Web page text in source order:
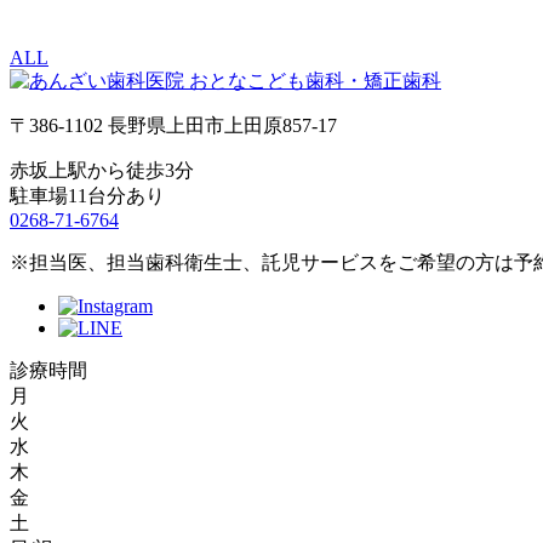
ALL
〒386-1102 長野県上田市上田原857-17
赤坂上駅から徒歩3分
駐車場11台分あり
0268-71-6764
※担当医、担当歯科衛生士、託児サービスをご希望の方は予
診療時間
月
火
水
木
金
土